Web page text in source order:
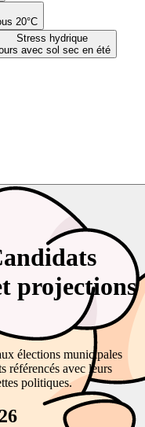
20°C
Stress hydrique
avec sol sec en été
projections
élections municipales
référencés avec leurs
politiques.